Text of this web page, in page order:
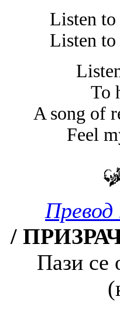
Listen
Listen
To
A song of
Feel
Превод
/
Пази се